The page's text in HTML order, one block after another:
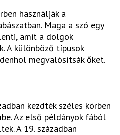
használják a
Maga a szó egy
amit a dolgok
A különböző típusok
megvalósítsák őket.
kezdték széles körben
Az első példányok fából
A 19. században